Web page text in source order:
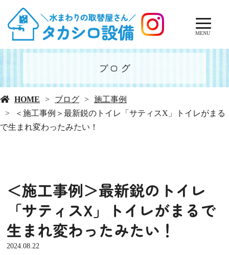
MENU
ブログ
HOME ブログ
施工事例
＜施工事例＞最新鋭のトイレ「サティスX」トイレがまる
で生まれ変わったみたい！
＜施工事例＞最新鋭のトイレ
「サティスX」トイレがまるで
生まれ変わったみたい！
2024.08.22